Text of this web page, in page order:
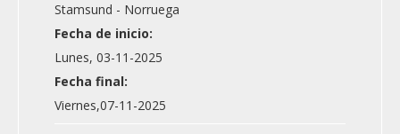
Stamsund - Norruega
Fecha de inicio:
Lunes, 03-11-2025
Fecha final:
Viernes,07-11-2025